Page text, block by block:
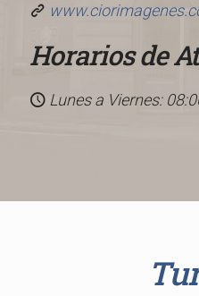
Horarios de
Lunes a Viernes: